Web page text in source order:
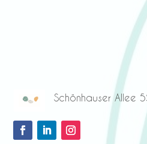
Schönhauser Allee